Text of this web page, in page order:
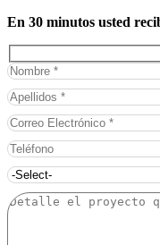
En 30 minutos usted